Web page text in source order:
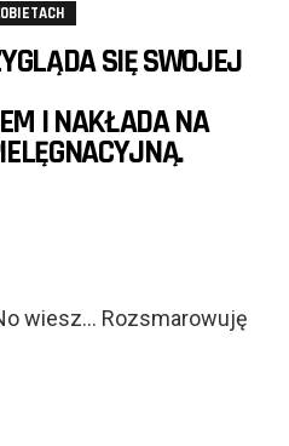
SIĘ SWOJEJ
I NAKŁADA NA
wiesz… Rozsmarowuję